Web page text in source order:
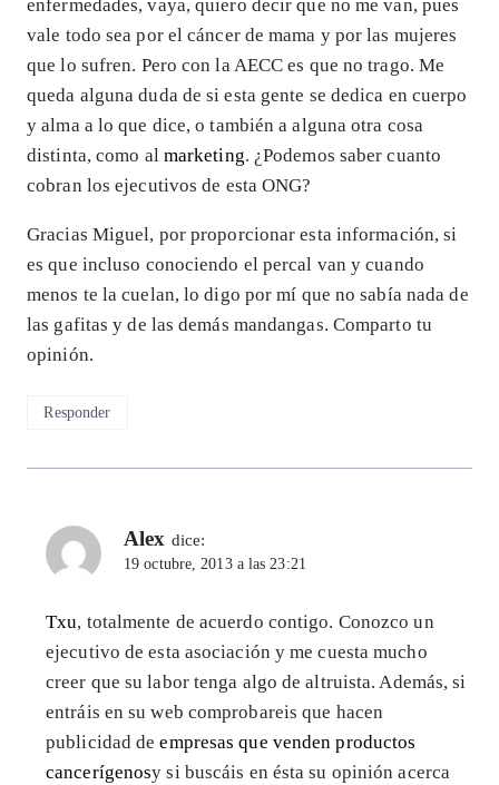
enfermedades, vaya, quiero decir que no me van, pues
vale todo sea por el cáncer de mama y por las mujeres
que lo sufren. Pero con la AECC es que no trago. Me
queda alguna duda de si esta gente se dedica en cuerpo
y alma a lo que dice, o también a alguna otra cosa
distinta, como al marketing. ¿Podemos saber cuanto
cobran los ejecutivos de esta ONG?
Gracias Miguel, por proporcionar esta información, si
es que incluso conociendo el percal van y cuando
menos te la cuelan, lo digo por mí que no sabía nada de
las gafitas y de las demás mandangas. Comparto tu
opinión.
Responder
Alex dice:
19 octubre, 2013 a las 23:21
Txu, totalmente de acuerdo contigo. Conozco un
ejecutivo de esta asociación y me cuesta mucho
creer que su labor tenga algo de altruista. Además, si
entráis en su web comprobareis que hacen
publicidad deempresas que venden productos
cancerígenosy si buscáis en ésta su opinión acerca